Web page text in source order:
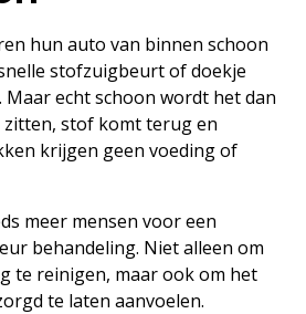
hun auto van binnen schoon
stofzuigbeurt of doekje
echt schoon wordt het dan
zitten, stof komt terug en
krijgen geen voeding of
meer mensen voor een
behandeling. Niet alleen om
te reinigen, maar ook om het
te laten aanvoelen.